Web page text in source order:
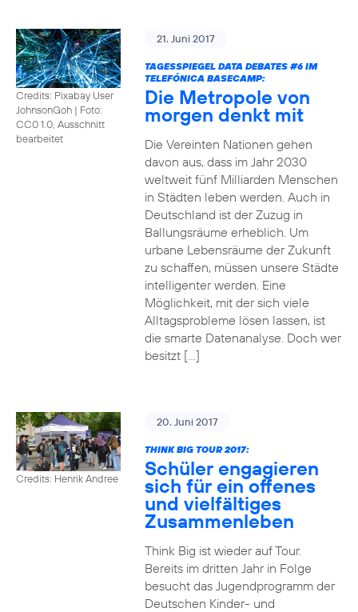
Credits: Pixabay User
JohnsonGoh | Foto:
CC0 1.0, Ausschnitt
bearbeitet
21. Juni 2017
TAGESSPIEGEL DATA DEBATES #6IM
TELEFÓNICA BASECAMP:
Die Metropole von
morgen denkt mit
Die Vereinten Nationen gehen
davon aus, dass im Jahr 2030
weltweit fünf Milliarden Menschen
in Städten leben werden. Auch in
Deutschland ist der Zuzug in
Ballungsräume erheblich. Um
urbane Lebensräume der Zukunft
zu schaffen, müssen unsere Städte
intelligenter werden. Eine
Möglichkeit, mit der sich viele
Alltagsprobleme lösen lassen, ist
die smarte Datenanalyse. Doch wer
besitzt […]
Credits: Henrik Andree
20. Juni 2017
THINK BIG TOUR 2017:
Schüler engagieren
sich für ein offenes
und vielfältiges
Zusammenleben
Think Big ist wieder auf Tour.
Bereits im dritten Jahr in Folge
besucht das Jugendprogramm der
Deutschen Kinder- und